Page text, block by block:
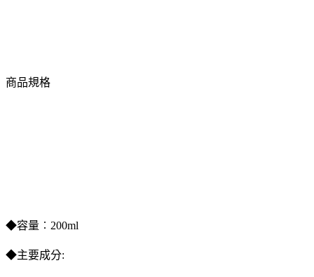
商品規格
◆容量︰200ml
◆主要成分: